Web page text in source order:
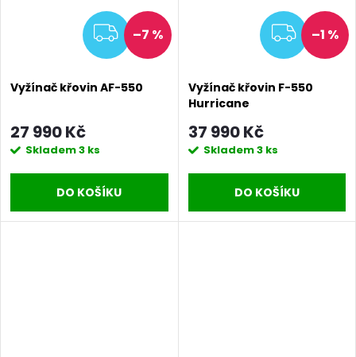
ZDARMA
–7 %
Vyžínač křovin AF-550
27 990 Kč
Skladem3 ks
DO KOŠÍKU
–1 %
Vyžínač křovin F-550
Hurricane
37 990 Kč
Skladem3 ks
DO KOŠÍKU